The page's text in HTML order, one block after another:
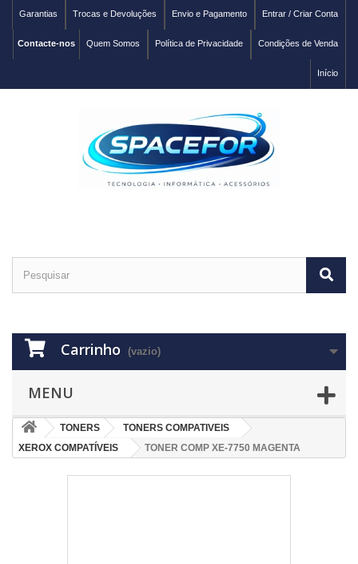
Entrar / Criar Conta
Envio e Pagamento
Trocas e Devoluções
Garantias
Condições de Venda
Política de Privacidade
Quem Somos
Contacte-nos
Início
Carrinho (vazio)
MENU
TONERS
TONERS COMPATIVEIS
XEROX COMPATÍVEIS
TONER COMP XE-7750 MAGENTA